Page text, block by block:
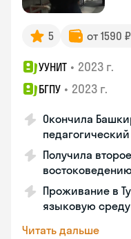
5 от 1590
УУНИТ • 2023 г.
БГПУ • 2023 г.
Окончила
Получила
востоковедению
Проживание в
языковую среду
Читать дальше